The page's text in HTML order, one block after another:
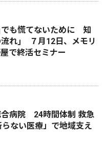
でも慌てないために 知
れ｣ ７月12日、メモリ
で終活セミナー
合病院 24時間体制 救急
ない医療」で地域支え